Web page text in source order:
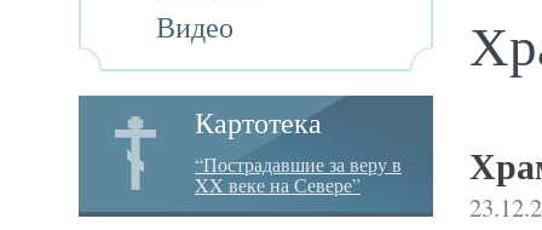
Видео
Картотека
“Пострадавшие за веру в
XX веке на Севере”